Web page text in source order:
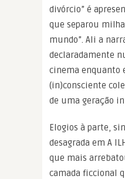
divórcio” é
que separou
mundo”. Ali a
declaradamente
cinema enquanto
(in)consciente
de uma geração
Elogios à parte,
desagrada em A
que mais
camada ficcional